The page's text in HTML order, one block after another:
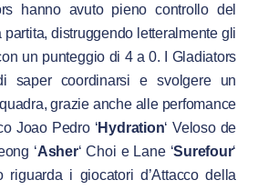
hanno avuto pieno controllo del
partita, distruggendo letteralmente gli
un punteggio di 4 a 0. I Gladiators
saper coordinarsi e svolgere un
grazie anche alle perfomance
Joao Pedro ‘Hydration‘ Veloso de
‘Asher‘ Choi e Lane ‘Surefour‘
riguarda i giocatori d’Attacco della